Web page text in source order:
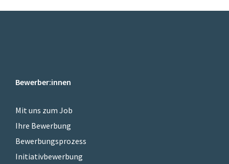
Bewerber:innen
Mit uns zum Job
Ihre Bewerbung
Bewerbungsprozess
Initiativbewerbung